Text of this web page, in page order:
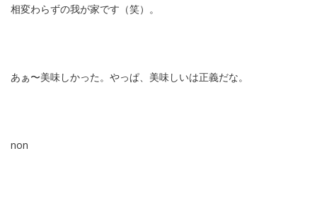
相変わらずの我が家です（笑）。
あぁ〜美味しかった。やっぱ、美味しいは正義だな。
non